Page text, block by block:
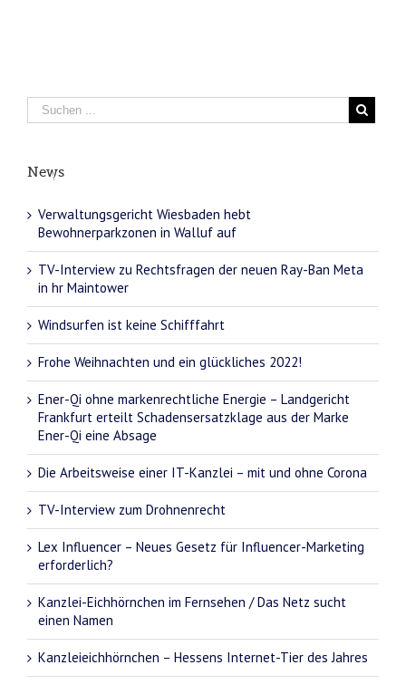
News
Verwaltungsgericht Wiesbaden hebt
Bewohnerparkzonen in Walluf auf
TV-Interview zu Rechtsfragen der neuen Ray-Ban Meta
in hr Maintower
Windsurfen ist keine Schifffahrt
Frohe Weihnachten und ein glückliches 2022!
Ener-Qi ohne markenrechtliche Energie – Landgericht
Frankfurt erteilt Schadensersatzklage aus der Marke
Ener-Qi eine Absage
Die Arbeitsweise einer IT-Kanzlei – mit und ohne Corona
TV-Interview zum Drohnenrecht
Lex Influencer – Neues Gesetz für Influencer-Marketing
erforderlich?
Kanzlei-Eichhörnchen im Fernsehen / Das Netz sucht
einen Namen
Kanzleieichhörnchen – Hessens Internet-Tier des Jahres